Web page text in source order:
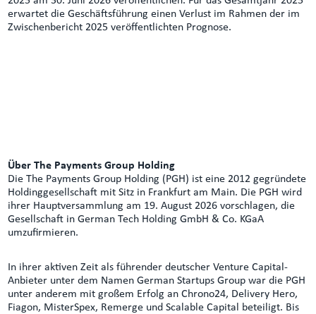
erwartet die Geschäftsführung einen Verlust im Rahmen der im
Zwischenbericht 2025 veröffentlichten Prognose.
Über The Payments Group Holding
Die The Payments Group Holding (PGH) ist eine 2012 gegründete
Holdinggesellschaft mit Sitz in Frankfurt am Main. Die PGH wird
ihrer Hauptversammlung am 19. August 2026 vorschlagen, die
Gesellschaft in German Tech Holding GmbH & Co. KGaA
umzufirmieren.
In ihrer aktiven Zeit als führender deutscher Venture Capital-
Anbieter unter dem Namen German Startups Group war die PGH
unter anderem mit großem Erfolg an Chrono24, Delivery Hero,
Fiagon, MisterSpex, Remerge und Scalable Capital beteiligt. Bis